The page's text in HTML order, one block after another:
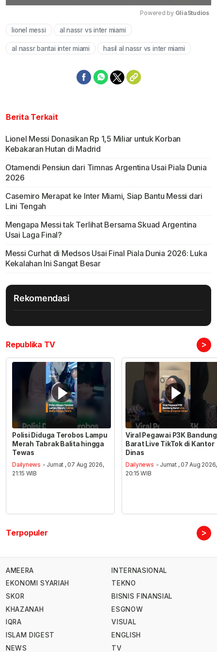
Powered by GliaStudios
lionel messi al nassr vs inter miami
al nassr bantai inter miami hasil al nassr vs inter miami
Berita Terkait
Lionel Messi Donasikan Rp 1,5 Miliar untuk Korban
Kebakaran Hutan di Madrid
Otamendi Pensiun dari Timnas Argentina Usai Piala Dunia
2026
Casemiro Merapat ke Inter Miami, Siap Bantu Messi dari
Lini Tengah
Mengapa Messi tak Terlihat Bersama Skuad Argentina
Usai Laga Final?
Messi Curhat di Medsos Usai Final Piala Dunia 2026: Luka
Kekalahan Ini Sangat Besar
Rekomendasi
Republika TV >
Polisi Diduga Terobos Lampu
Merah Tabrak Balita hingga
Tewas
Dailynews - Jumat , 07 Aug 2026,
21:15 WIB
Viral Pegawai P3K Bandung
Barat Live TikTok di Kantor
Dinas
Dailynews - Jumat , 07 Aug 2026,
20:15 WIB
Terpopuler >
AMEERA
EKONOMI SYARIAH
SKOR
KHAZANAH
IQRA
ISLAM DIGEST
NEWS
INTERNASIONAL
TEKNO
BISNIS FINANSIAL
ESGNOW
VISUAL
ENGLISH
TV